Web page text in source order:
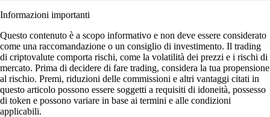
Informazioni importanti
Questo contenuto è a scopo informativo e non deve essere considerato
come una raccomandazione o un consiglio di investimento. Il trading
di criptovalute comporta rischi, come la volatilità dei prezzi e i rischi di
mercato. Prima di decidere di fare trading, considera la tua propensione
al rischio. Premi, riduzioni delle commissioni e altri vantaggi citati in
questo articolo possono essere soggetti a requisiti di idoneità, possesso
di token e possono variare in base ai termini e alle condizioni
applicabili.